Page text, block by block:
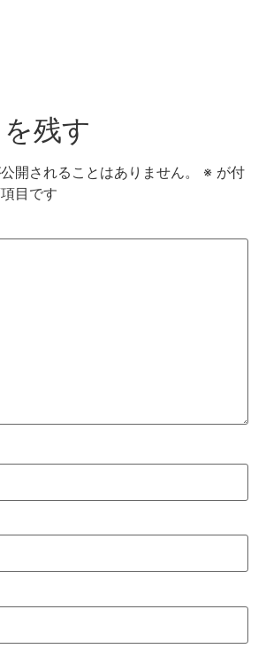
残す
開されることはありません。 ※ が付
目です